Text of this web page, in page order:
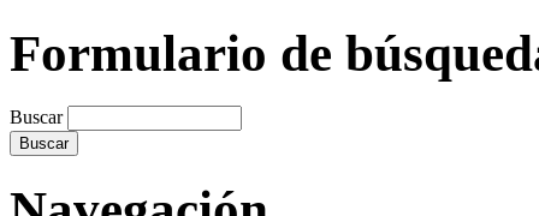
Formulario de
Buscar